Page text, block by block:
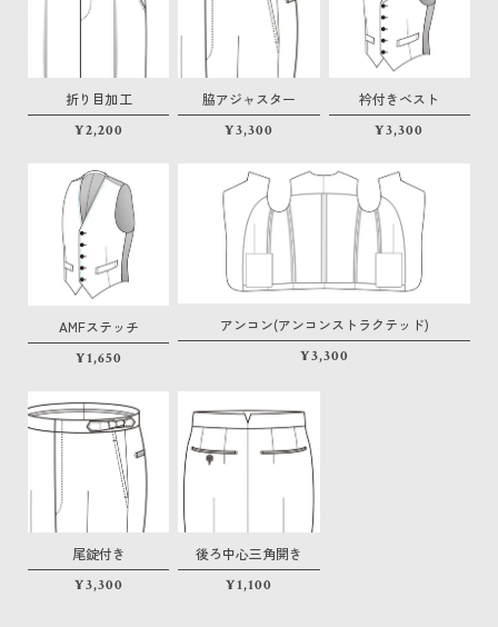
折り目加工
¥2,200
脇アジャスター
¥3,300
衿付きベスト
¥3,300
AMFステッチ
¥1,650
アンコン(アンコンストラクテッド)
¥3,300
尾錠付き
¥3,300
後ろ中心三角開き
¥1,100